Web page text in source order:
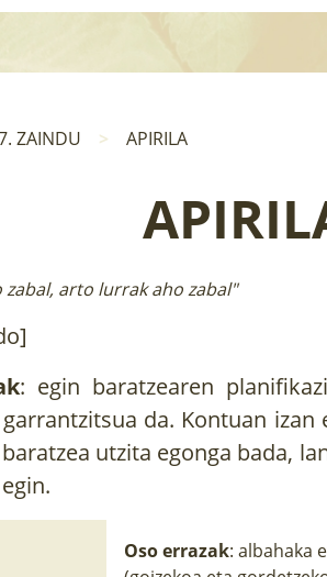
ZAINDU APIRILA
arto lurrak aho zabal"
: egin baratzearen
da. Kontuan izan
utzita egonga bada,
Oso errazak: albahaka